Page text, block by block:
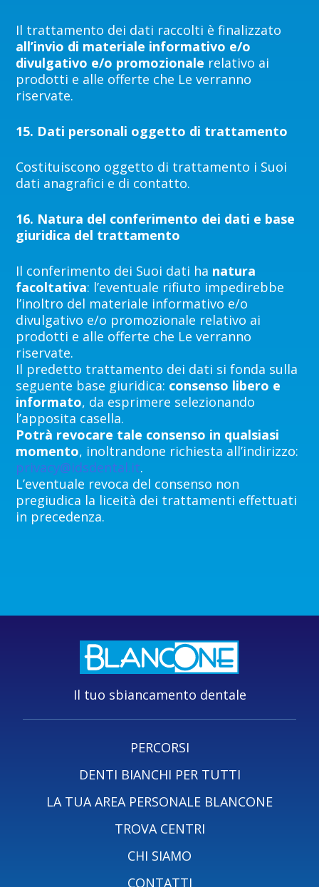
Il trattamento dei dati raccolti è finalizzato
all’invio di materiale informativo e/o
divulgativo e/o promozionale relativo ai
prodotti e alle offerte che Le verranno
riservate.
15. Dati personali oggetto di trattamento
Costituiscono oggetto di trattamento i Suoi
dati anagrafici e di contatto.
16. Natura del conferimento dei dati e base
giuridica del trattamento
Il conferimento dei Suoi dati ha natura
facoltativa: l’eventuale rifiuto impedirebbe
l’inoltro del materiale informativo e/o
divulgativo e/o promozionale relativo ai
prodotti e alle offerte che Le verranno
riservate.
Il predetto trattamento dei dati si fonda sulla
seguente base giuridica: consenso libero e
informato, da esprimere selezionando
l’apposita casella.
Potrà revocare tale consenso in qualsiasi
momento, inoltrandone richiesta all’indirizzo:
privacy@idsdental.it.
L’eventuale revoca del consenso non
pregiudica la liceità dei trattamenti effettuati
in precedenza.
Il tuo sbiancamento dentale
PERCORSI
DENTI BIANCHI PER TUTTI
LA TUA AREA PERSONALE BLANCONE
TROVA CENTRI
CHI SIAMO
CONTATTI